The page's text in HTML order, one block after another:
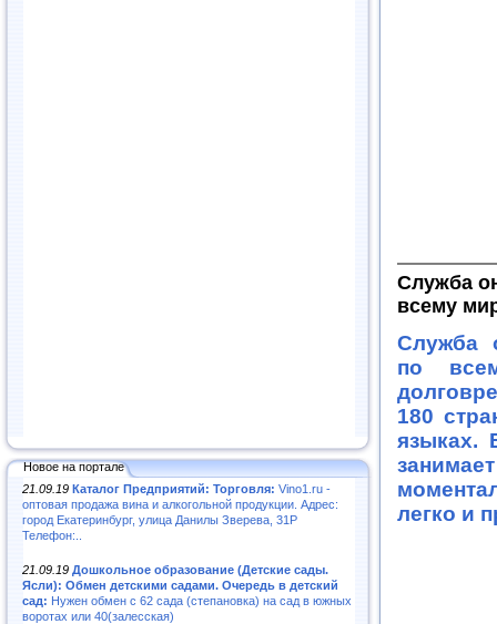
Новое на портале
21.09.19 Каталог Предприятий: Торговля: Vino1.ru -
оптовая продажа вина и алкогольной продукции. Адрес:
город Екатеринбург, улица Данилы Зверева, 31Р
Телефон:..
21.09.19 Дошкольное образование (Детские сады.
Ясли): Обмен детскими садами. Очередь в детский
сад: Нужен обмен с 62 сада (степановка) на сад в южных
воротах или 40(залесская)
Служба
всему
Служба
по
180
языках.
легко и